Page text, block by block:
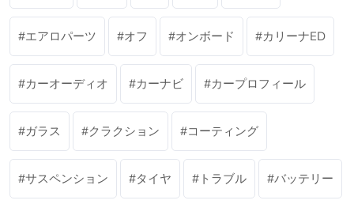
エアロパーツ オフ オンボード カリーナED
カーオーディオ カーナビ カープロフィール
ガラス クラクション コーティング
サスペンション タイヤ トラブル バッテリー